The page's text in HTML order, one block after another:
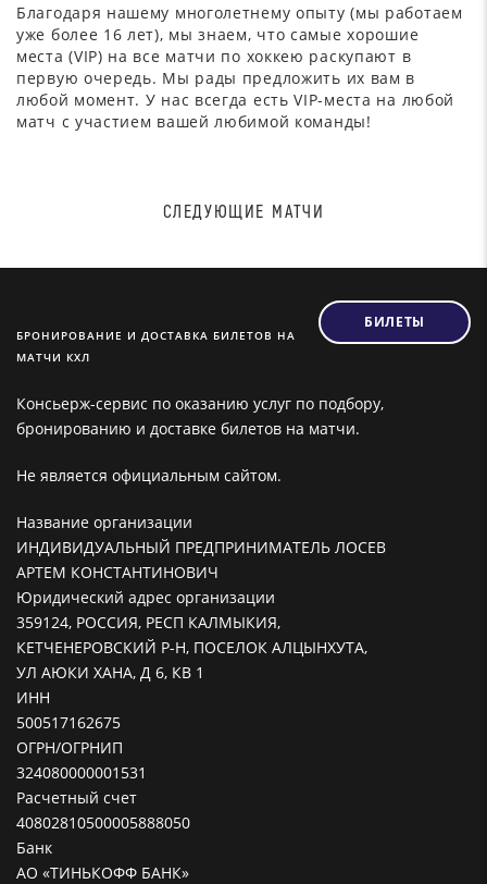
Благодаря нашему многолетнему опыту (мы работаем
уже более 16 лет), мы знаем, что самые хорошие
места (VIP) на все матчи по хоккею раскупают в
первую очередь. Мы рады предложить их вам в
любой момент. У нас всегда есть VIP-места на любой
матч с участием вашей любимой команды!
СЛЕДУЮЩИЕ МАТЧИ
БРОНИРОВАНИЕ И ДОСТАВКА БИЛЕТОВ НА
МАТЧИ КХЛ
БИЛЕТЫ
Консьерж-сервис по оказанию услуг по подбору,
бронированию и доставке билетов на матчи.
Не является официальным сайтом.
Название организации
ИНДИВИДУАЛЬНЫЙ ПРЕДПРИНИМАТЕЛЬ ЛОСЕВ
АРТЕМ КОНСТАНТИНОВИЧ
Юридический адрес организации
359124, РОССИЯ, РЕСП КАЛМЫКИЯ,
КЕТЧЕНЕРОВСКИЙ Р-Н, ПОСЕЛОК АЛЦЫНХУТА,
УЛ АЮКИ ХАНА, Д 6, КВ 1
ИНН
500517162675
ОГРН/ОГРНИП
324080000001531
Расчетный счет
40802810500005888050
Банк
АО «ТИНЬКОФФ БАНК»